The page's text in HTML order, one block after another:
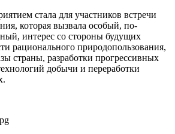
стала для участников встречи
которая вызвала особый, по-
интерес со стороны будущих
рационального природопользования,
страны, разработки прогрессивных
добычи и переработки